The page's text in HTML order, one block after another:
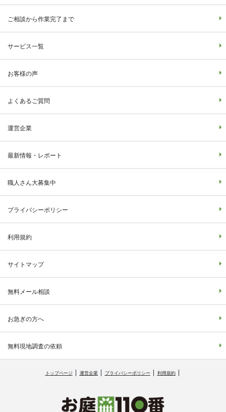
ご相談から作業完了まで
サービス一覧
お客様の声
よくあるご質問
運営企業
最新情報・レポート
職人さん大募集中
プライバシーポリシー
利用規約
サイトマップ
無料メール相談
お急ぎの方へ
無料現地調査の依頼
トップページ 運営企業 プライバシーポリシー 利用規約